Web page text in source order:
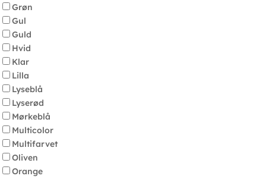
Grøn
Gul
Guld
Hvid
Klar
Lilla
Lyseblå
Lyserød
Mørkeblå
Multicolor
Multifarvet
Oliven
Orange